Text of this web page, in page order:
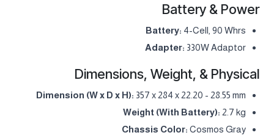
Battery & Power
Battery: 4-Cell, 90 Whrs
Adapter: 330W Adaptor
Dimensions, Weight, & Physical
Dimension (W x D x H): 357 x 284 x 22.20 - 28.55 mm
Weight (With Battery): 2.7 kg
Chassis Color: Cosmos Gray